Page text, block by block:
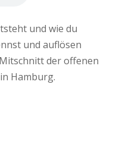
und wie du
und auflösen
der offenen
Hamburg.